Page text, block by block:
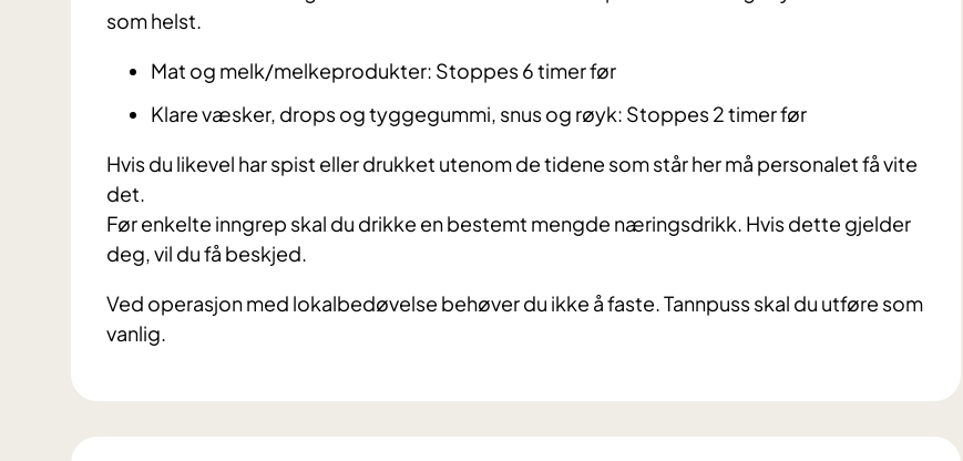
som helst.
Mat og melk/melkeprodukter: Stoppes 6 timer før
Klare væsker, drops og tyggegummi, snus og røyk: Stoppes 2 timer før
Hvis du likevel har spist eller drukket utenom de tidene som står her må personalet få vite
det.
Før enkelte inngrep skal du drikke en bestemt mengde næringsdrikk. Hvis dette gjelder
deg, vil du få beskjed.
Ved operasjon med lokalbedøvelse behøver du ikke å faste. Tannpuss skal du utføre som
vanlig.